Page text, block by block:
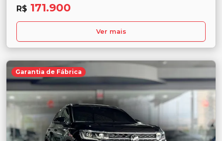
R$ 171.900
Ver mais
Garantia de Fábrica